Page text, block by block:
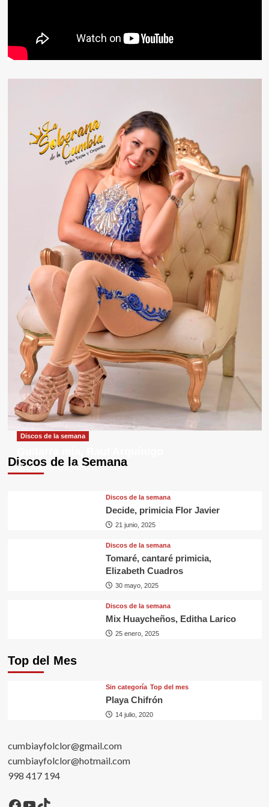
Discos de la Semana
Discos de la semana
29 septiembre, 2025
Discos de la semana
Decide, primicia Flor Javier
21 junio, 2025
Discos de la semana
Tomaré, cantaré primicia,
Elizabeth Cuadros
30 mayo, 2025
Discos de la semana
Mix Huaycheños, Editha Larico
25 enero, 2025
Top del Mes
Sin categorí­a Top del mes
Playa Chifrón
14 julio, 2020
cumbiayfolclor@gmail.com
cumbiayfolclor@hotmail.com
998 417 194